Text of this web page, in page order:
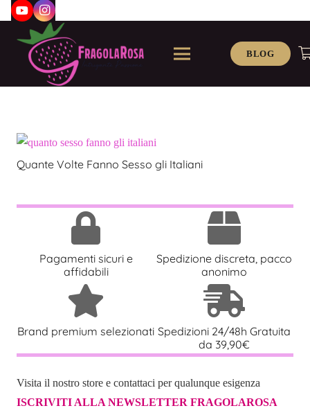
BLOG
Quante Volte Fanno Sesso gli Italiani
Pagamenti sicuri e
affidabili
Spedizione discreta, pacco
anonimo
Brand premium selezionati Spedizioni 24/48h Gratuita
da 39,90€
Visita il nostro store e contattaci per qualunque esigenza
ISCRIVITI ALLA NEWSLETTER FRAGOLAROSA